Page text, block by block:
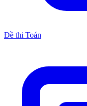
Đề thi Toán